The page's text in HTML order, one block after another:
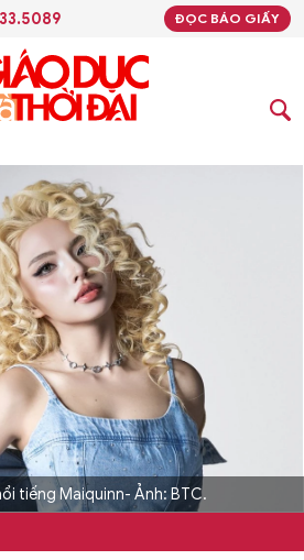
ĐỌC BÁO GIẤY
tiếng Maiquinn- Ảnh: BTC.